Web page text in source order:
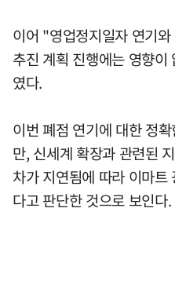
이어 "영업정지일자 연기
추진 계획 진행에는 영향
였다.
이번 폐점 연기에 대한 정
만, 신세계 확장과 관련된
차가 지연됨에 따라 이마
다고 판단한 것으로 보인다.